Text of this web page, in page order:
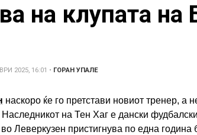
на клупата на
2025, 16:01 • ГОРАН УПАЛЕ
наскоро ќе го претстави новиот тренер, а
Наследникот на Тен Хаг е дански
Леверкузен пристигнува по една година